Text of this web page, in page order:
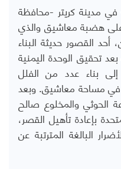
في مدينة كريتر -محافظة
هضبة معاشيق والذي
القصور حديثة البناء
تحقيق الوحدة اليمنية
بالإضافة إلى بناء عدد من الفلل
في مساحة معاشيق. وبعد
الحوثي والمخلوع صالح
بإعادة تأهيل القصر،
البالغة المترتبة عن